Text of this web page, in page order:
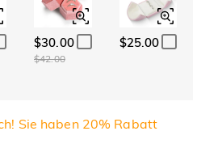
$30.00
$42.00
$25.00
Sie haben 20% Rabatt